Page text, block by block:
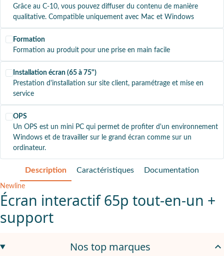
Grâce au C-10, vous pouvez diffuser du contenu de manière
qualitative. Compatible uniquement avec Mac et Windows
Formation
Formation au produit pour une prise en main facile
Installation écran (65 à 75")
Prestation d'installation sur site client, paramétrage et mise en
service
OPS
Un OPS est un mini PC qui permet de profiter d'un environnement
Windows et de travailler sur le grand écran comme sur un
ordinateur.
Description Caractéristiques Documentation
Newline
Écran interactif 65p tout-en-un +
support
Nos top marques